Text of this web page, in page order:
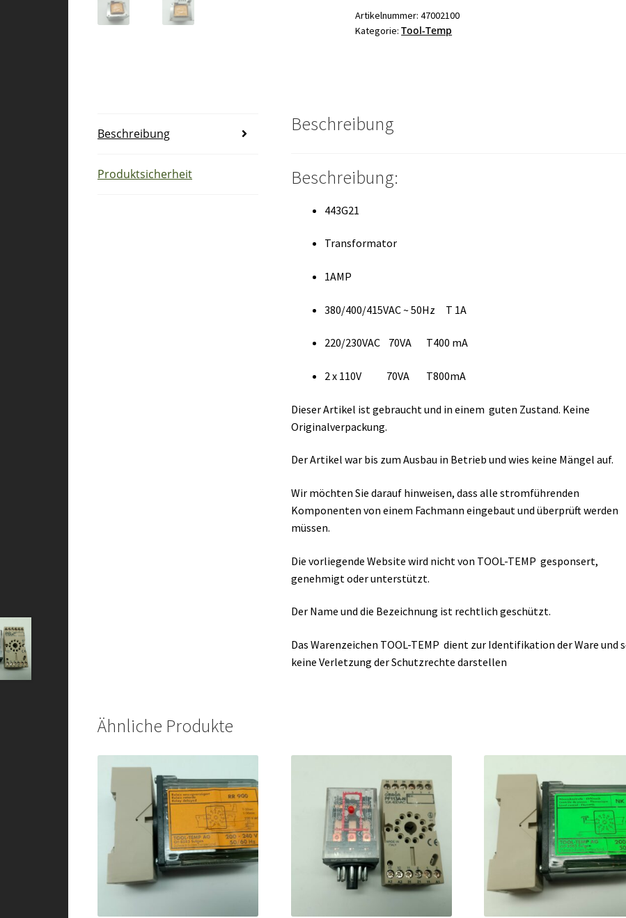
Transformator
Menge
Artikelnummer:47002100
Kategorie:Tool-Temp
Beschreibung
Produktsicherheit
Beschreibung
Beschreibung:
443G21
Transformator
1AMP
380/400/415VAC ~ 50Hz T 1A
220/230VAC 70VA T400 mA
2 x 110V 70VA T800mA
Dieser Artikel ist gebraucht und in einem guten Zustand. Keine
Originalverpackung.
Der Artikel war bis zum Ausbau in Betrieb und wies keine Mängel auf.
Wir möchten Sie darauf hinweisen, dass alle stromführenden
Komponenten von einem Fachmann eingebaut und überprüft werden
müssen.
Die vorliegende Website wird nicht von TOOL-TEMP gesponsert,
genehmigt oder unterstützt.
Der Name und die Bezeichnung ist rechtlich geschützt.
Das Warenzeichen TOOL-TEMP dient zur Identifikation der Ware und
keine Verletzung der Schutzrechte darstellen
Ähnliche Produkte